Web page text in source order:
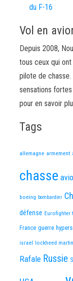
du F-16
Vol en
Depuis 2008,
tous ceux qui ont
pilote de
sensations
pour en savoir
Tags
allemagne armement
chasse
boeing bombardier
défense Eurofighter
France guerre
israel lockheed martin
Rafale Russie